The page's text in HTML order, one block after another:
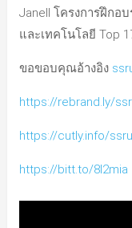
Janell โครงการฝึก
และเทคโนโลยี Top
ขอขอบคุณอ้างอิง
https://rebrand.ly/
https://cutly.info/
https://bitt.to/8l2mia